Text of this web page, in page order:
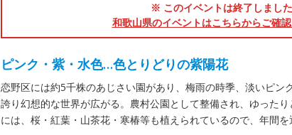
※ このイベントは終了しました
和歌山県のイベントはこちらからご確認
ピンク・紫・水色…色とりどりの紫陽花
恋野区には約5千株のあじさい園があり、梅雨の時季、淡いピン
誇り幻想的な世界が広がる。農村公園として整備され、ゆった
には、桜・紅葉・山茶花・寒椿等も植えられているので、年間を